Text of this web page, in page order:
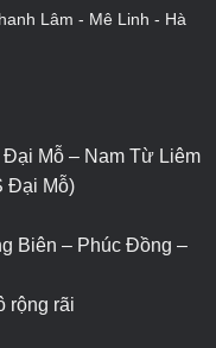
Lâm - Mê Linh - Hà
Mỗ – Nam Từ Liêm
Đại Mỗ)
Biên – Phúc Đồng –
rộng rãi